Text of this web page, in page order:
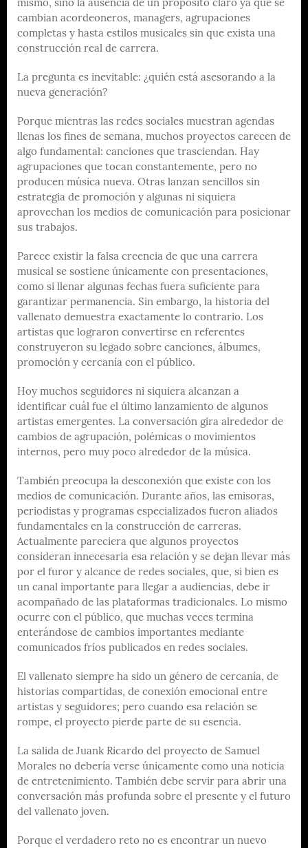
mismo, sino la ausencia de un propósito claro ya que se
cambian acordeoneros, managers, agrupaciones
completas y hasta estilos musicales sin que exista una
construcción real de carrera.
La pregunta es inevitable: ¿quién está asesorando a la
nueva generación?
Porque mientras las redes sociales muestran agendas
llenas los fines de semana, muchos proyectos carecen de
algo fundamental: canciones que trasciendan. Hay
agrupaciones que tocan constantemente, pero no
producen música nueva. Otras lanzan sencillos sin
estrategia de promoción y algunas ni siquiera
aprovechan los medios de comunicación para posicionar
sus trabajos.
Parece existir la falsa creencia de que una carrera
musical se sostiene únicamente con presentaciones,
como si llenar algunas fechas fuera suficiente para
garantizar permanencia. Sin embargo, la historia del
vallenato demuestra exactamente lo contrario. Los
artistas que lograron convertirse en referentes
construyeron su legado sobre canciones, álbumes,
promoción y cercanía con el público.
Hoy muchos seguidores ni siquiera alcanzan a
identificar cuál fue el último lanzamiento de algunos
artistas emergentes. La conversación gira alrededor de
cambios de agrupación, polémicas o movimientos
internos, pero muy poco alrededor de la música.
También preocupa la desconexión que existe con los
medios de comunicación. Durante años, las emisoras,
periodistas y programas especializados fueron aliados
fundamentales en la construcción de carreras.
Actualmente pareciera que algunos proyectos
consideran innecesaria esa relación y se dejan llevar más
por el furor y alcance de redes sociales, que, si bien es
un canal importante para llegar a audiencias, debe ir
acompañado de las plataformas tradicionales. Lo mismo
ocurre con el público, que muchas veces termina
enterándose de cambios importantes mediante
comunicados fríos publicados en redes sociales.
El vallenato siempre ha sido un género de cercanía, de
historias compartidas, de conexión emocional entre
artistas y seguidores; pero cuando esa relación se
rompe, el proyecto pierde parte de su esencia.
La salida de Juank Ricardo del proyecto de Samuel
Morales no debería verse únicamente como una noticia
de entretenimiento. También debe servir para abrir una
conversación más profunda sobre el presente y el futuro
del vallenato joven.
Porque el verdadero reto no es encontrar un nuevo